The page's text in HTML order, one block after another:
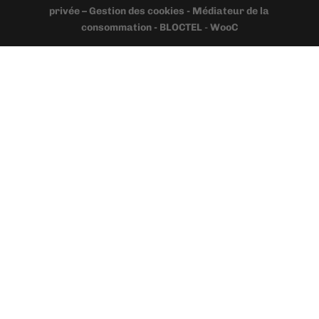
privée – Gestion des cookies - Médiateur de la
consommation - BLOCTEL -WooC